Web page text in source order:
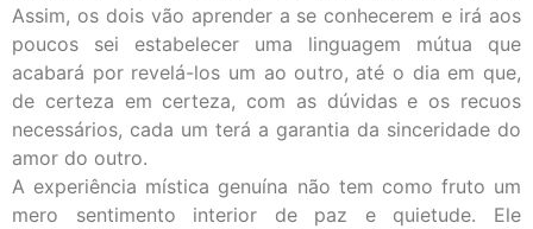
Assim, os dois vão aprender a se conhecerem e irá aos
poucos sei estabelecer uma linguagem mútua que
acabará por revelá-los um ao outro, até o dia em que,
de certeza em certeza, com as dúvidas e os recuos
necessários, cada um terá a garantia da sinceridade do
amor do outro.
A experiência mística genuína não tem como fruto um
mero sentimento interior de paz e quietude. Ele